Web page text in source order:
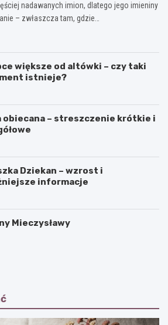
nadawanych imion, dlatego jego imieniny
– zwłaszcza tam, gdzie…
większe od altówki – czy taki
istnieje?
obiecana – streszczenie krótkie i
Dziekan – wzrost i
informacje
Mieczysławy